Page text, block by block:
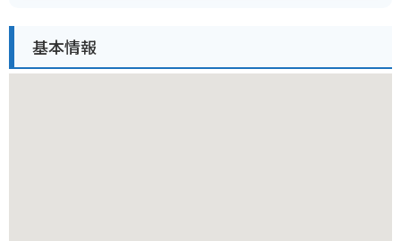
するため、スキー、スノーボード共にロングターンを楽しめま
す。
基本情報